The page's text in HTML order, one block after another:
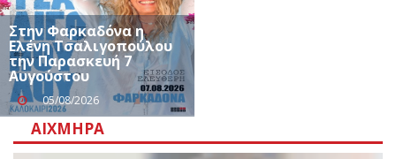
Στην Φαρκαδόνα η
Ελένη Τσαλιγοπούλου
την Παρασκευή 7
Αυγούστου
05/08/2026
ΑΙΧΜΗΡΆ